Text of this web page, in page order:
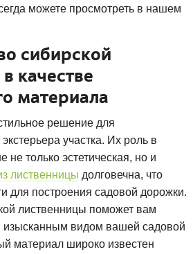
можете просмотреть в нашем
сибирской
качестве
материала
решение для
участка. Их роль в
только эстетическая, но и
лиственницы долговечна, что
для построения садовой дорожки.
лиственницы поможет вам
изысканным видом вашей садовой
материал широко известен